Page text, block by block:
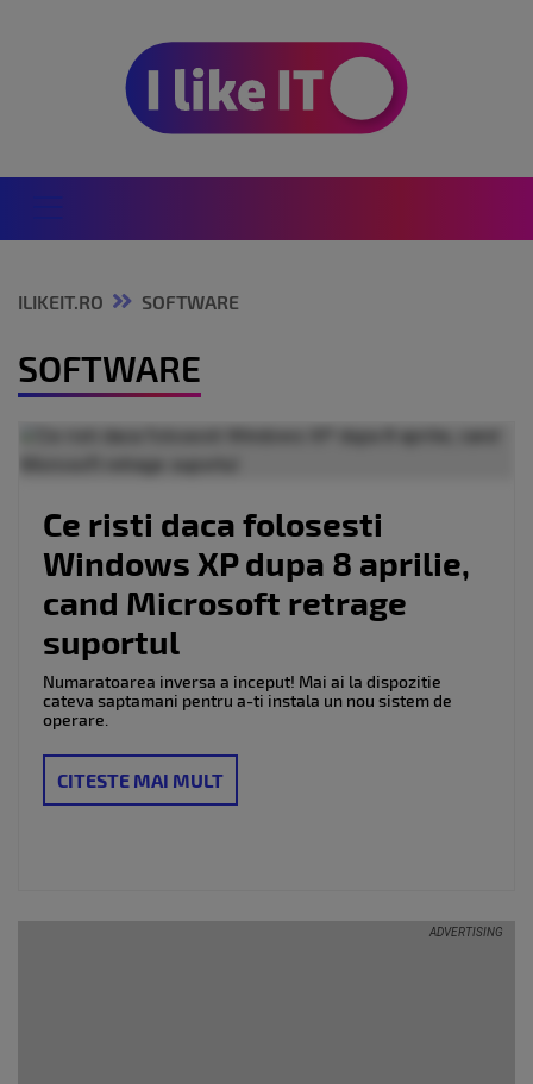
ILIKEIT.RO SOFTWARE
SOFTWARE
Ce risti daca folosesti
Windows XP dupa 8 aprilie,
cand Microsoft retrage
suportul
Numaratoarea inversa a inceput! Mai ai la dispozitie
cateva saptamani pentru a-ti instala un nou sistem de
operare.
CITESTE MAI MULT